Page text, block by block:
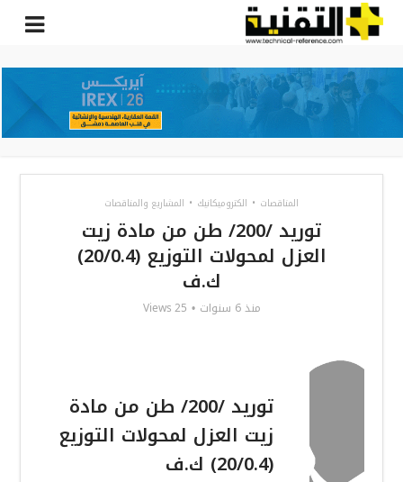
المناقصات • الكتروميكانيك • المشاريع والمناقصات
توريد /200/ طن من مادة زيت
العزل لمحولات التوزيع (20/0.4)
ك.ف
منذ 6 سنوات 25 Views
توريد /200/ طن من مادة
زيت العزل لمحولات التوزيع
(20/0.4) ك.ف